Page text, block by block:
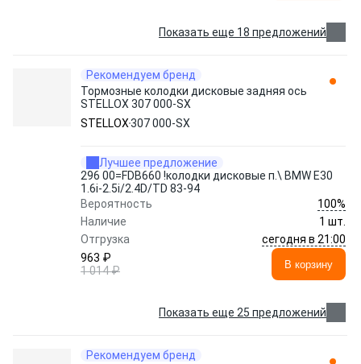
Показать еще 18 предложений
Рекомендуем бренд
Тормозные колодки дисковые задняя ось
STELLOX 307 000-SX
STELLOX307 000-SX
Лучшее предложение
296 00=FDB660 !колодки дисковые п.\ BMW E30
1.6i-2.5i/2.4D/TD 83-94
Вероятность
100%
Наличие
1 шт.
Отгрузка
сегодня в 21:00
963 ₽
1 014 ₽
В корзину
Показать еще 25 предложений
Рекомендуем бренд